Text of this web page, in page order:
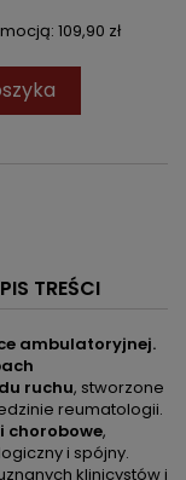
109,90 zł
TREŚCI
ambulatoryjnej.
ruchu, stworzone
reumatologii.
chorobowe,
i spójny.
klinicystów i